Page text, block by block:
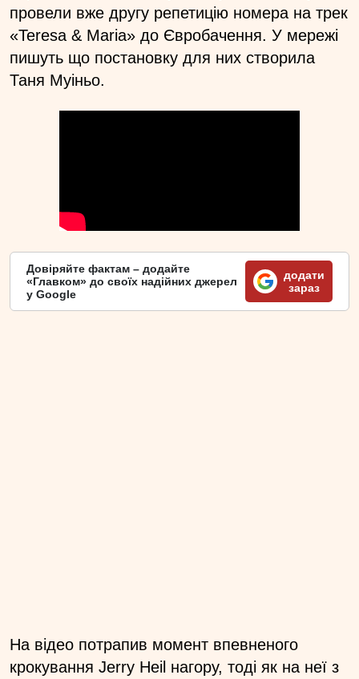
провели вже другу репетицію номера на трек
«Teresa & Maria» до Євробачення. У мережі
пишуть що постановку для них створила
Таня Муіньо.
Довіряйте фактам – додайте
«Главком» до своїх надійних джерел
у Google
додати
зараз
На відео потрапив момент впевненого
крокування Jerry Heil нагору, тоді як на неї з